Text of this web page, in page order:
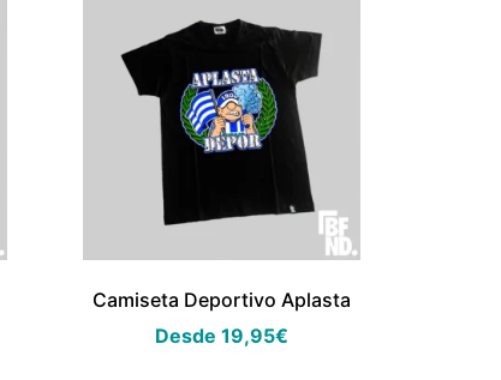
Camiseta Deportivo Aplasta
Desde19,95€